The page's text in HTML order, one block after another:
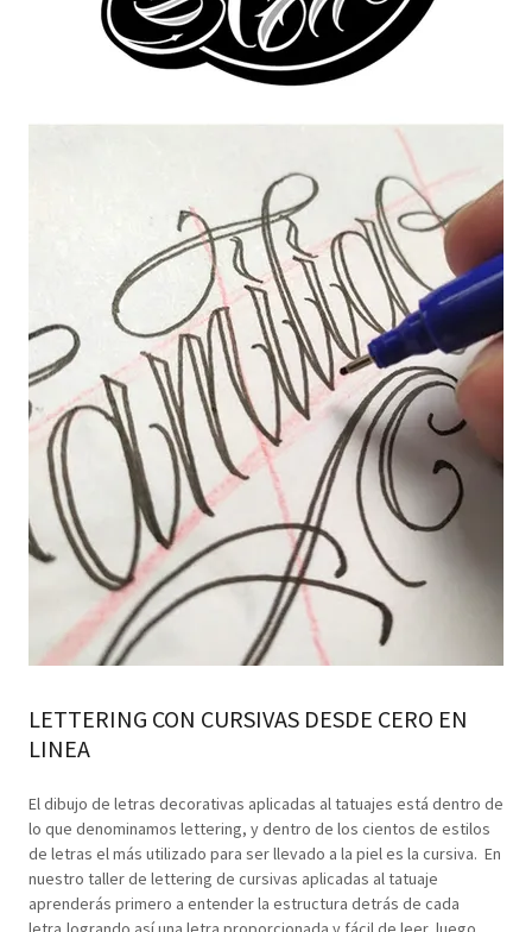
LETTERING CON CURSIVAS DESDE CERO EN
LINEA
El dibujo de letras decorativas aplicadas al tatuajes está dentro de
lo que denominamos lettering, y dentro de los cientos de estilos
de letras el más utilizado para ser llevado a la piel es la cursiva. En
nuestro taller de lettering de cursivas aplicadas al tatuaje
aprenderás primero a entender la estructura detrás de cada